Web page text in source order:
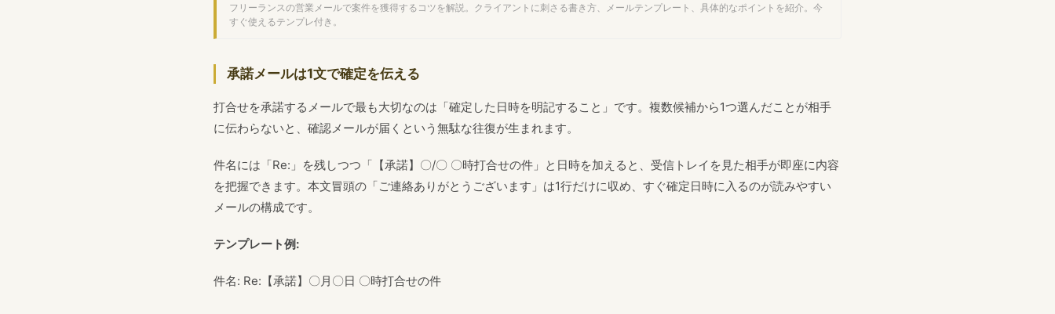
フリーランスの営業メールで案件を獲得するコツを解説。クライアントに刺さる書き方、メールテンプレート、具体的なポイントを紹介。今
すぐ使えるテンプレ付き。
承諾メールは1文で確定を伝える
打合せを承諾するメールで最も大切なのは「確定した日時を明記すること」です。複数候補から1つ選んだことが相手
に伝わらないと、確認メールが届くという無駄な往復が生まれます。
件名には「Re:」を残しつつ「【承諾】〇/〇 〇時打合せの件」と日時を加えると、受信トレイを見た相手が即座に内容
を把握できます。本文冒頭の「ご連絡ありがとうございます」は1行だけに収め、すぐ確定日時に入るのが読みやすい
メールの構成です。
テンプレート例:
件名: Re:【承諾】〇月〇日 〇時打合せの件